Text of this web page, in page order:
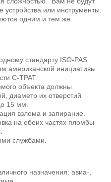
устройства или инструменты.
одним и тем же
стандарту ISO-PAS
американской инициативы
C-TPAT.
объекта должны
диаметр их отверстий
15 мм.
взлома и запирание.
на обеих частях пломбы
службами.
назначения: авиа-,